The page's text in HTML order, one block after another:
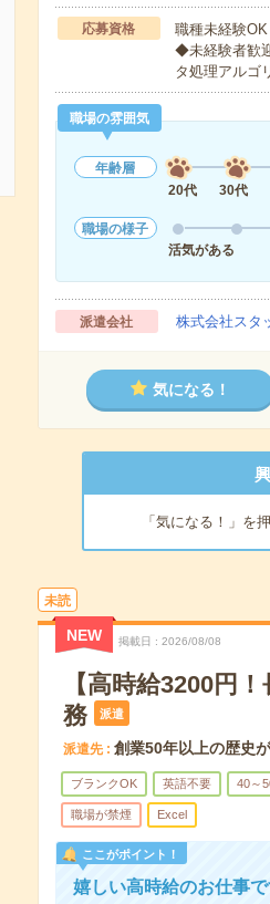
応募資格
職種未経験
◆未経験者歓
タ処理アルゴ
職場の雰囲気
年齢層
20代
30代
職場の様子
活気がある
派遣会社 株式会社スタ
気になる！
「気になる！」を
未読
NEW 掲載日 2026/08/08
【高時給3200円
務
派遣
派遣先 創業50年以上の歴史
ブランクOK 英語不要 40～
職場が禁煙 Excel
ここがポイント！
嬉しい高時給のお仕事